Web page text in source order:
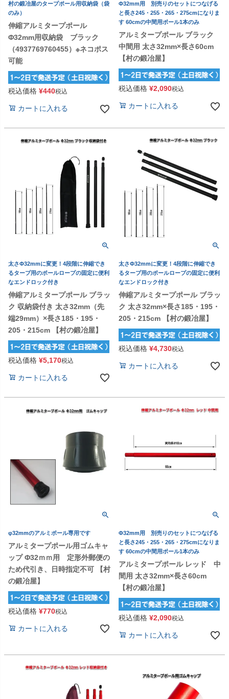
村の鍛冶屋のタープポール用収納袋（袋
のみ）
伸縮アルミタープポール
Φ32mm用収納袋 ブラック
（4937769760455）※ネコポス
可能
税込価格 ¥440税込
カートに入れる
Φ32mm用 別売りのセットにつなげる
と長さ245・255・265・275cmになりま
す 60cmの中間用ポール1本のみ
アルミタープポール ブラック
中間用 太さ32mm×長さ60cm
【村の鍛冶屋】
税込価格 ¥2,090税込
カートに入れる
太さΦ32mmに変更！4段階に伸縮でき
るタープ用のポールロープの固定に便利
なエンドロック付き
伸縮アルミタープポール ブラッ
ク 収納袋付き 太さ32mm（先
端29mm）×長さ185・195・
205・215cm 【村の鍛冶屋】
税込価格 ¥5,170税込
カートに入れる
太さΦ32mmに変更！4段階に伸縮でき
るタープ用のポールロープの固定に便利
なエンドロック付き
伸縮アルミタープポール ブラッ
ク 太さ32mm×長さ185・195・
205・215cm 【村の鍛冶屋】
税込価格 ¥4,730税込
カートに入れる
φ32mmのアルミポール専用です
アルミタープポール用ゴムキャ
ップ Φ32ｍｍ用 定形外郵便の
ため代引き、日時指定不可 【村
の鍛冶屋】
税込価格 ¥770税込
カートに入れる
Φ32mm用 別売りのセットにつなげる
と長さ245・255・265・275cmになりま
す 60cmの中間用ポール1本のみ
アルミタープポール レッド 中
間用 太さ32mm×長さ60cm
【村の鍛冶屋】
税込価格 ¥2,090税込
カートに入れる